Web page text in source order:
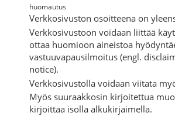
huomautus
Verkkosivuston osoitteena on
Verkkosivustoon voidaan liittää
ottaa huomioon aineistoa
vastuuvapausilmoitus (engl.
notice).
Verkkosivustolla voidaan viitata
Myös suuraakkosin kirjoitettua
kirjoittaa isolla alkukirjaimella.